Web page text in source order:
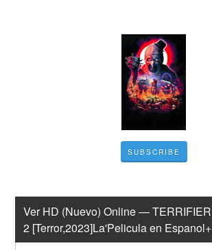
SUBSCRIBE
Ver HD (Nuevo) Online — TERRIFIER
2 [Terror,2023]La'Pelicula en Espanol+